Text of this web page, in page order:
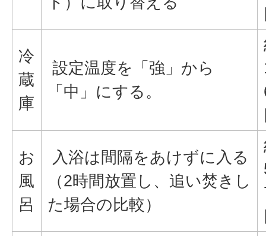
冷
蔵
庫
設定温度を「強」から
「中」にする。
お
風
呂
入浴は間隔をあけずに入る
（2時間放置し、追い焚きし
た場合の比較）